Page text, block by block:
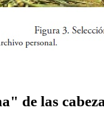
de las